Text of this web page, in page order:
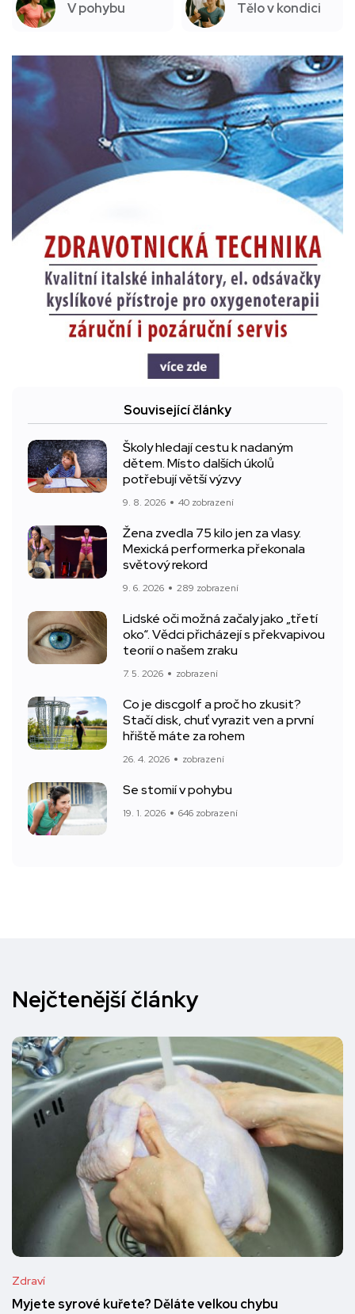
V pohybu Tělo v kondici
Související články
Školy hledají cestu k nadaným
dětem. Místo dalších úkolů
potřebují větší výzvy
9. 8. 2026 40 zobrazení
Žena zvedla 75 kilo jen za vlasy.
Mexická performerka překonala
světový rekord
9. 6. 2026 289 zobrazení
Lidské oči možná začaly jako „třetí
oko“. Vědci přicházejí s překvapivou
teorií o našem zraku
7. 5. 2026 zobrazení
Co je discgolf a proč ho zkusit?
Stačí disk, chuť vyrazit ven a první
hřiště máte za rohem
26. 4. 2026 zobrazení
Se stomií v pohybu
19. 1. 2026 646 zobrazení
Nejčtenější články
Zdraví
Myjete syrové kuřete? Děláte velkou chybu